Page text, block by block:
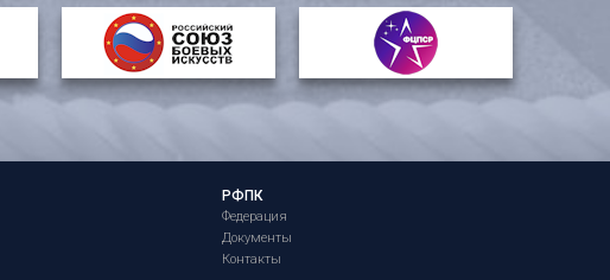
РФПК
Федерация
Документы
Контакты